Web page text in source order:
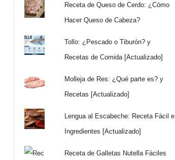
Receta de Queso de Cerdo: ¿Cómo
Hacer Queso de Cabeza?
Tollo: ¿Pescado o Tiburón? y
Recetas de Comida [Actualizado]
Molleja de Res: ¿Qué parte es? y
Recetas [Actualizado]
Lengua al Escabeche: Receta Fácil e
Ingredientes [Actualizado]
Receta de Galletas Nutella Fáciles